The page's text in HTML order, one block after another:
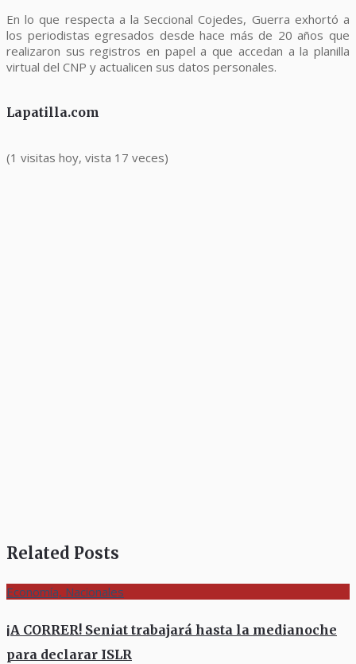
En lo que respecta a la Seccional Cojedes, Guerra exhortó a
los periodistas egresados desde hace más de 20 años que
realizaron sus registros en papel a que accedan a la planilla
virtual del CNP y actualicen sus datos personales.
Lapatilla.com
(1 visitas hoy, vista 17 veces)
Related Posts
Economía, Nacionales
¡A CORRER! Seniat trabajará hasta la medianoche
para declarar ISLR